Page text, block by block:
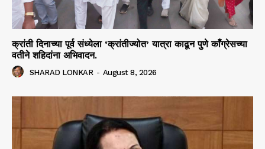
क्रांती दिनाच्या पूर्व संध्येला ‘क्रांतीज्योत’ यात्रा काढून पुणे काँग्रेसच्या
वतीने शहिदांना अभिवादन.
SHARAD LONKAR - August 8, 2026